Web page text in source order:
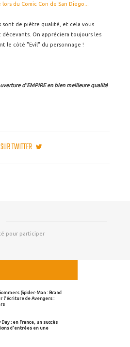
du Comic Con de San Diego...
sont de piètre qualité, et cela vous
On appréciera toujours les
le côté "Evil" du personnage !
d'EMPIRE en bien meilleure qualité
TWITTER
pour participer
(Spider-Man : Brand
l'écriture de Avengers :
: en France, un succès
d'entrées en une